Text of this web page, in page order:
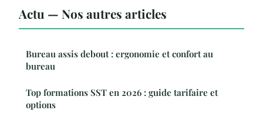
Actu — Nos autres articles
Bureau assis debout : ergonomie et confort au
bureau
Top formations SST en 2026 : guide tarifaire et
options